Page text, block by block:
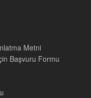
37
Olmadığı
Olduğu
GÖREV VE
45
Metni
Başvuru Formu